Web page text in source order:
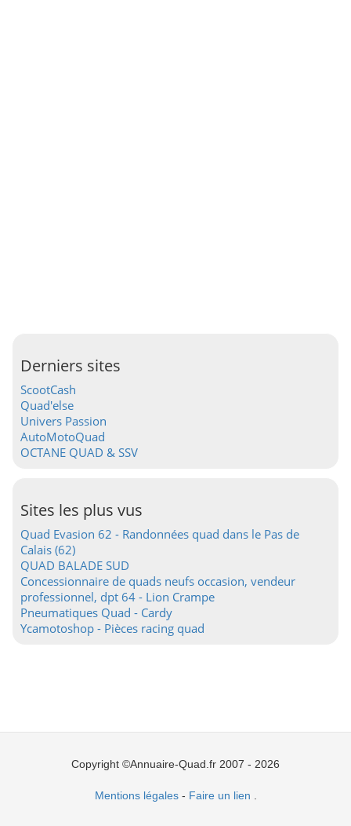
Derniers sites
ScootCash
Quad'else
Univers Passion
AutoMotoQuad
OCTANE QUAD & SSV
Sites les plus vus
Quad Evasion 62 - Randonnées quad dans le Pas de
Calais (62)
QUAD BALADE SUD
Concessionnaire de quads neufs occasion, vendeur
professionnel, dpt 64 - Lion Crampe
Pneumatiques Quad - Cardy
Ycamotoshop - Pièces racing quad
Copyright ©Annuaire-Quad.fr 2007 - 2026
Mentions légales- Faire un lien